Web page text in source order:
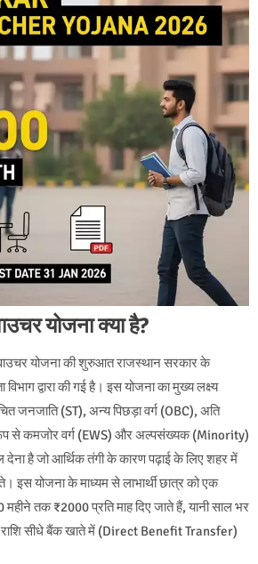
योजना क्या है?
योजना की शुरुआत राजस्थान सरकार के
विभाग द्वारा की गई है। इस योजना का मुख्य लक्ष्य
जनजाति (ST), अन्य पिछड़ा वर्ग (OBC), अति
रूप से कमजोर वर्ग (EWS) और अल्पसंख्यक (Minority)
है जो आर्थिक तंगी के कारण पढ़ाई के लिए शहर में
इस योजना के माध्यम से लाभार्थी छात्र को एक
तक ₹2000 प्रति माह दिए जाते हैं, यानी साल भर
सीधे बैंक खाते में (Direct Benefit Transfer)